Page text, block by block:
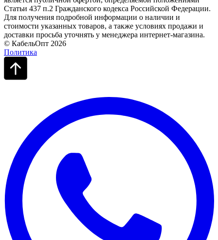
Статьи 437 п.2 Гражданского кодекса Российской Федерации.
Для получения подробной информации о наличии и
стоимости указанных товаров, а также условиях продажи и
доставки просьба уточнять у менеджера интернет-магазина.
© КабельОпт 2026
Политика